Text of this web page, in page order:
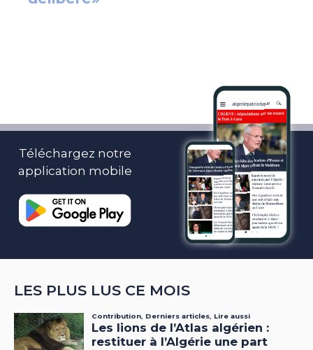
Téléchargez notre
application mobile
LES PLUS LUS CE MOIS